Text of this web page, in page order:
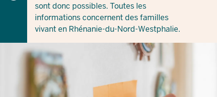
sont donc possibles. Toutes les
informations concernent des familles
vivant en Rhénanie-du-Nord-Westphalie.